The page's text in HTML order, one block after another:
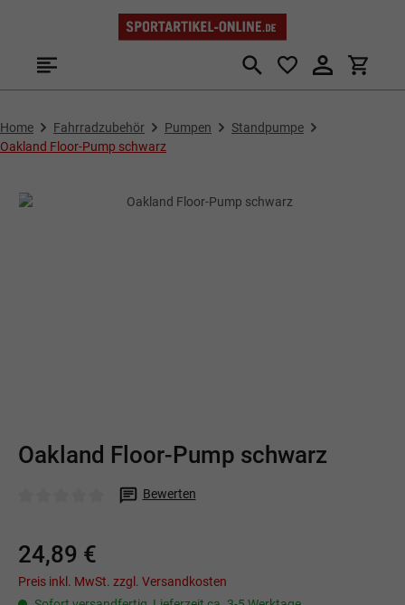
Zum Hauptinhalt springen
Home Fahrradzubehör Pumpen
Standpumpe
Oakland Floor-Pump schwarz
Oakland Floor-Pump schwarz
Bewerten
24,89 €
Preis inkl. MwSt. zzgl. Versandkosten